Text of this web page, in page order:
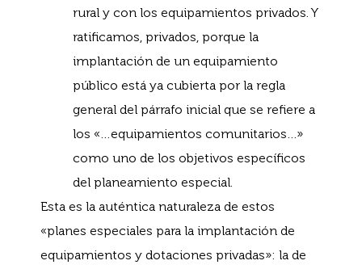
rural y con los equipamientos privados. Y
ratificamos, privados, porque la
implantación de un equipamiento
público está ya cubierta por la regla
general del párrafo inicial que se refiere a
los «…equipamientos comunitarios…»
como uno de los objetivos específicos
del planeamiento especial.
Esta es la auténtica naturaleza de estos
«planes especiales para la implantación de
equipamientos y dotaciones privadas»: la de